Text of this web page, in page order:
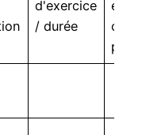
d'exercice
/ durée
espèces
ou